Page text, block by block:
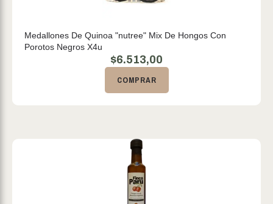
Medallones De Quinoa "nutree" Mix De Hongos Con
Porotos Negros X4u
$6.513,00
COMPRAR